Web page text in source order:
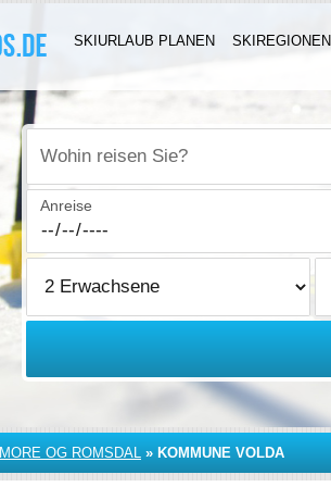
SKIURLAUB PLANEN SKIREGIONEN
Wohin reisen Sie?
Anreise
MORE OG ROMSDAL » KOMMUNE VOLDA